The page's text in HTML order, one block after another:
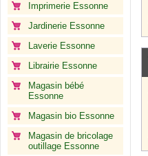
Imprimerie Essonne
Jardinerie Essonne
Laverie Essonne
Librairie Essonne
Magasin bébé
Essonne
Magasin bio Essonne
Magasin de bricolage
outillage Essonne